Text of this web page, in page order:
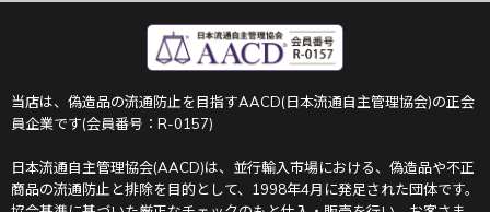
当店は、偽造品の流通防止を目指すAACD(日本流通自主管理協会)の正会
員企業です(会員番号：R-0157)
日本流通自主管理協会(AACD)は、並行輸入市場における、偽造品や不正
商品の流通防止と排除を目的として、1998年4月に発足された団体です。